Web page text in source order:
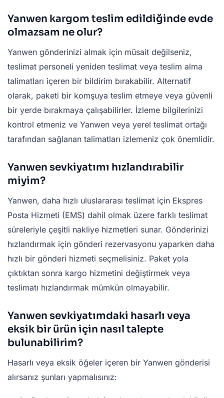
Yanwen kargom teslim edildiğinde evde
olmazsam ne olur?
Yanwen gönderinizi almak için müsait değilseniz,
teslimat personeli yeniden teslimat veya teslim alma
talimatları içeren bir bildirim bırakabilir. Alternatif
olarak, paketi bir komşuya teslim etmeye veya güvenli
bir yerde bırakmaya çalışabilirler. İzleme bilgilerinizi
kontrol etmeniz ve Yanwen veya yerel teslimat ortağı
tarafından sağlanan talimatları izlemeniz çok önemlidir.
Yanwen sevkiyatımı hızlandırabilir
miyim?
Yanwen, daha hızlı uluslararası teslimat için Ekspres
Posta Hizmeti (EMS) dahil olmak üzere farklı teslimat
süreleriyle çeşitli nakliye hizmetleri sunar. Gönderinizi
hızlandırmak için gönderi rezervasyonu yaparken daha
hızlı bir gönderi hizmeti seçmelisiniz. Paket yola
çıktıktan sonra kargo hizmetini değiştirmek veya
teslimatı hızlandırmak mümkün olmayabilir.
Yanwen sevkiyatımdaki hasarlı veya
eksik bir ürün için nasıl talepte
bulunabilirim?
Hasarlı veya eksik öğeler içeren bir Yanwen gönderisi
alırsanız şunları yapmalısınız: